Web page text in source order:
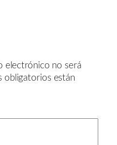
electrónico no será
obligatorios están